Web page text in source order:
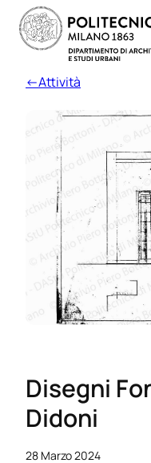
←Attività
Disegni
Didoni
28 Marzo 2024